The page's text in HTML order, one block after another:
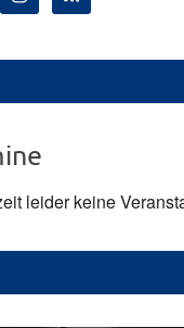
leider keine